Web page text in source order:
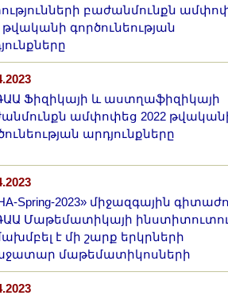
բաժանմունքն
թվականի գործունեության
Ֆիզիկայի և աստղաֆիզիկայի
ամփոփեց 2022
արդյունքները
Spring-2023» միջազգային
Մաթեմատիկայի
է մի շարք երկրների
մաթեմատիկոսների